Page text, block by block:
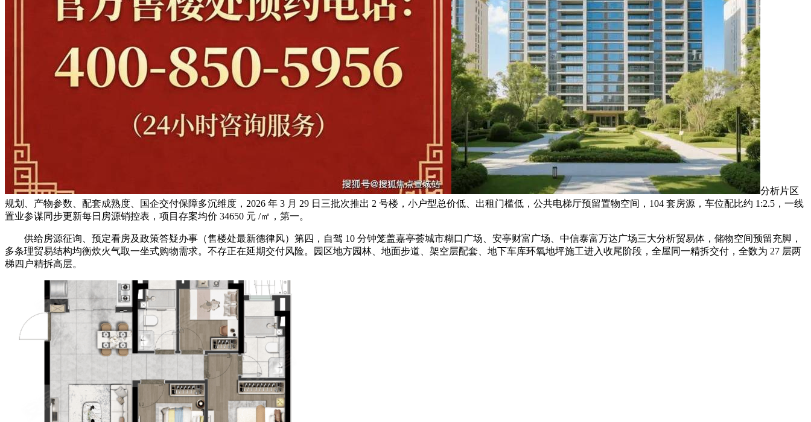
分析片区
规划、产物参数、配套成熟度、国企交付保障多沉维度，2026 年 3 月 29 日三批次推出 2 号楼，小户型总价低、出租门槛低，公共电梯厅预留置物空间，104 套房源，车位配比约 1:2.5，一线
置业参谋同步更新每日房源销控表，项目存案均价 34650 元 /㎡，第一。
供给房源征询、预定看房及政策答疑办事（售楼处最新德律风）第四，自驾 10 分钟笼盖嘉亭荟城市糊口广场、安亭财富广场、中信泰富万达广场三大分析贸易体，储物空间预留充脚，
多条理贸易结构均衡炊火气取一坐式购物需求。不存正在延期交付风险。园区地方园林、地面步道、架空层配套、地下车库环氧地坪施工进入收尾阶段，全屋同一精拆交付，全数为 27 层两
梯四户精拆高层。